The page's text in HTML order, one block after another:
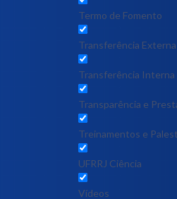
Termo de Fomento
Transferência Externa
Transferência Interna
Transparência e
Treinamentos e
UFRRJ Ciência
Vídeos